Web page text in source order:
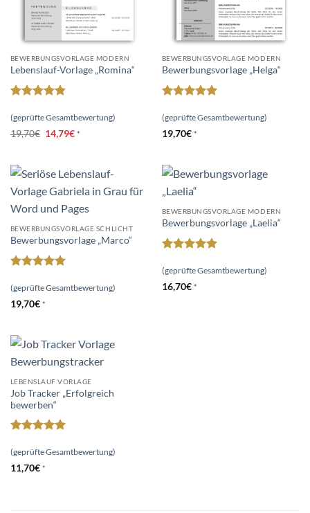
BEWERBUNGSVORLAGE MODERN
Lebenslauf-Vorlage „Romina“
mit4.84
von 5
(geprüfte Gesamtbewertung)
19,70€ Ursprünglicher
Preis
14,79€Aktueller
*
BEWERBUNGSVORLAGE MODERN
Bewerbungsvorlage „Helga“
mit5von
5
(geprüfte Gesamtbewertung)
19,70€ *
BEWERBUNGSVORLAGE SCHLICHT
Bewerbungsvorlage „Marco“
mit5von
5
(geprüfte Gesamtbewertung)
19,70€ *
BEWERBUNGSVORLAGE MODERN
Bewerbungsvorlage „Laelia“
mit4.88
von 5
(geprüfte Gesamtbewertung)
16,70€ *
LEBENSLAUF VORLAGE
Job Tracker „Erfolgreich
bewerben“
mit5von
5
(geprüfte Gesamtbewertung)
11,70€ *